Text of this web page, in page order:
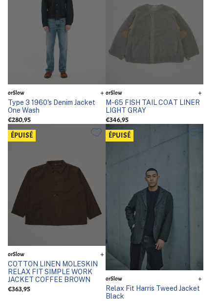
orSlow
Type 3 1960's Denim Jacket
One Wash
€280,95
orSlow
M-65 FISH TAIL COAT LINER
LIGHT GRAY
€346,95
ÉPUISÉ
orSlow
COTTON LINEN MOLESKIN
RELAX FIT SIMPLE WORK
JACKET COFFEE BROWN
€363,95
ÉPUISÉ
orSlow
Relax Fit Harris Tweed Jacket
Black